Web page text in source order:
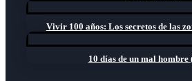
Vivir 100 años: Los secretos de las
10 días de un mal hombre